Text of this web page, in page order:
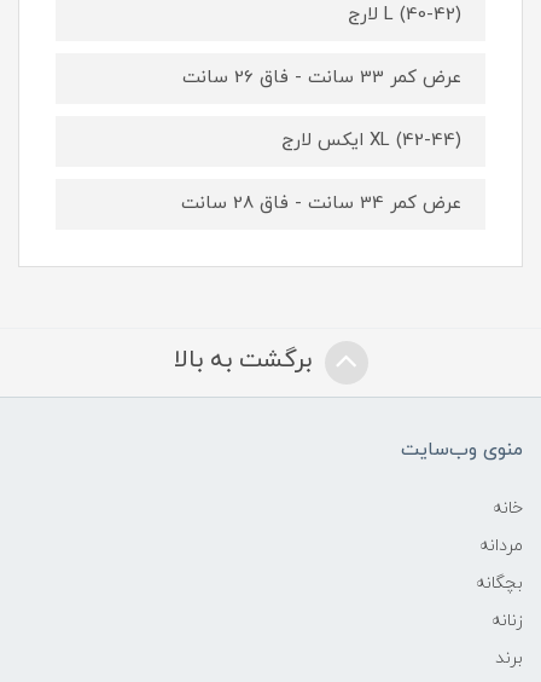
L (40-42) لارج
عرض کمر 33 سانت - فاق 26 سانت
XL (42-44) ایکس لارج
عرض کمر 34 سانت - فاق 28 سانت
برگشت به بالا
منوی وب‌سایت
خانه
مردانه
بچگانه
زنانه
برند